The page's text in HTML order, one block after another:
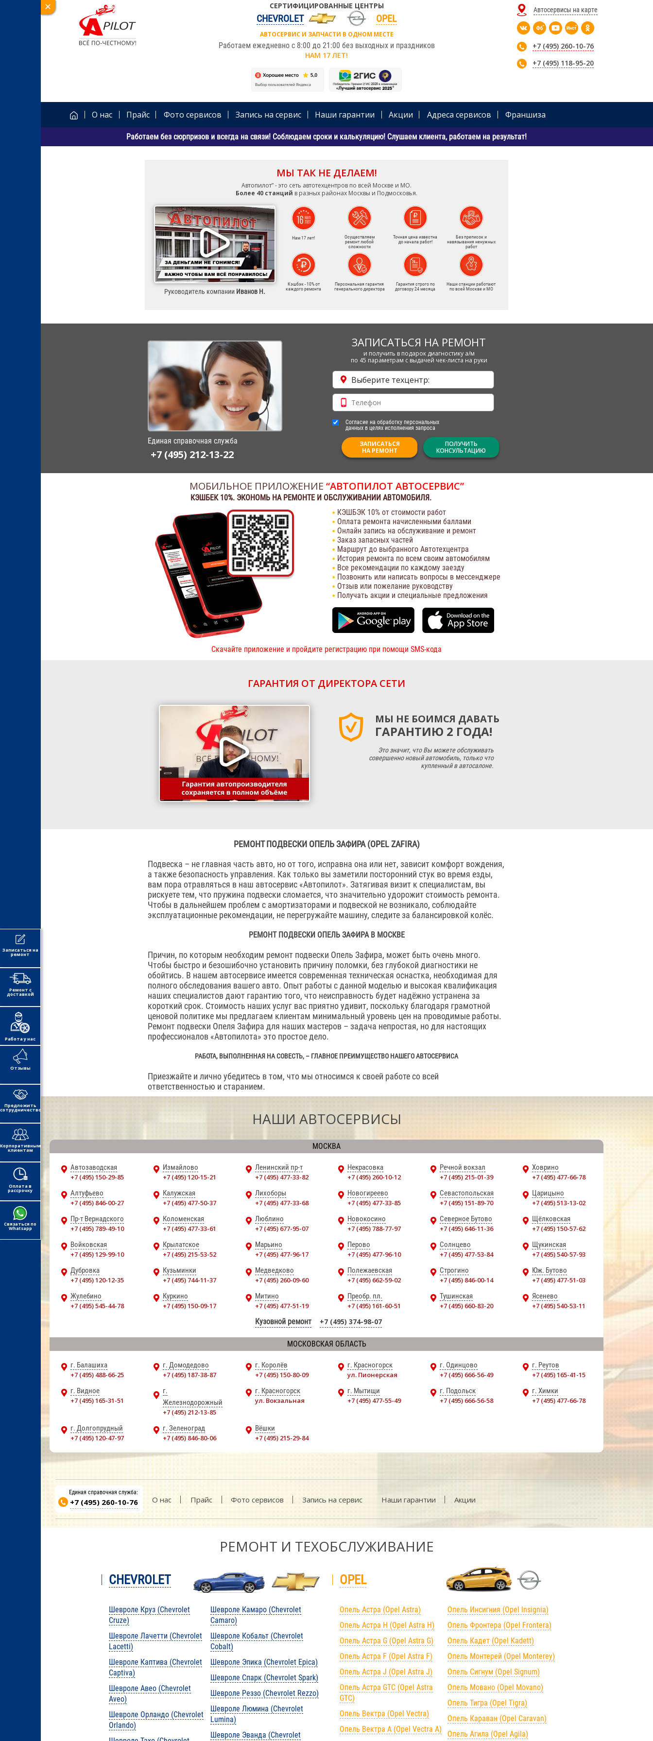
СЕРТИФИЦИРОВАННЫЕ ЦЕНТРЫ
CHEVROLET OPEL
АВТОСЕРВИС И ЗАПЧАСТИ В ОДНОМ МЕСТЕ
Работаем ежедневно с 8:00 до 21:00 без выходных и праздников
НАМ 17 ЛЕТ!
Автосервисы на карте
+7 (495) 260-10-76
+7 (495) 118-95-20
О нас Прайс Фото сервисов Запись на сервис Наши гарантии Акции Адреса сервисов Франшиза
Работаем без сюрпризов и всегда на связи! Соблюдаем сроки и калькуляцию! Слушаем клиента, работаем на результат!
МЫ ТАК НЕ ДЕЛАЕМ!
Автопилот” - это сеть автотехцентров по всей Москве и МО.
Более 40 станций в разных районах Москвы и Подмосковья.
Руководитель компании Иванов Н.
Нам 17 лет!
Осуществляем
ремонт любой
сложности
Точная цена известна
до начала работ!
Без преписок и
навязывания ненужных
работ
Кэшбэк - 10% от
каждого ремонта
Персональная гарантия
генерального директора
Гарантия строго по
договору 24 месяца
Наши станции работают
по всей Москве и МО
Единая справочная служба
+7 (495) 212-13-22
ЗАПИСАТЬСЯ НА РЕМОНТ
и получить в подарок диагностику а/м
по 45 параметрам с выдачей чек-листа на руки
Выберите техцентр:
Согласие на обработку персональных
данных в целях исполнения запроса
ЗАПИСАТЬСЯ
НА РЕМОНТ
ПОЛУЧИТЬ
КОНСУЛЬТАЦИЮ
МОБИЛЬНОЕ ПРИЛОЖЕНИЕ “АВТОПИЛОТ АВТОСЕРВИС”
КЭШБЕК 10%. ЭКОНОМЬ НА РЕМОНТЕ И ОБСЛУЖИВАНИИ АВТОМОБИЛЯ.
КЭШБЭК 10% от стоимости работ
Оплата ремонта начисленными баллами
Онлайн запись на обслуживание и ремонт
Заказ запасных частей
Маршрут до выбранного Автотехцентра
История ремонта по всем своим автомобилям
Все рекомендации по каждому заезду
Позвонить или написать вопросы в мессенджере
Отзыв или пожелание руководству
Получать акции и специальные предложения
Скачайте приложение и пройдите регистрацию при помощи SMS-кода
ГАРАНТИЯ ОТ ДИРЕКТОРА СЕТИ
МЫ НЕ БОИМСЯ ДАВАТЬ
ГАРАНТИЮ 2 ГОДА!
Это значит, что Вы можете обслуживать
совершенно новый автомобиль, только что
купленный в автосалоне.
РЕМОНТ ПОДВЕСКИ ОПЕЛЬ ЗАФИРА (OPEL ZAFIRA)
Подвеска – не главная часть авто, но от того, исправна она или нет, зависит комфорт вождения,
а также безопасность управления. Как только вы заметили посторонний стук во время езды,
вам пора отравляться в наш автосервис «Автопилот». Затягивая визит к специалистам, вы
рискуете тем, что пружина подвески сломается, что значительно удорожит стоимость ремонта.
Чтобы в дальнейшем проблем с амортизаторами и подвеской не возникало, соблюдайте
эксплуатационные рекомендации, не перегружайте машину, следите за балансировкой колёс.
РЕМОНТ ПОДВЕСКИ ОПЕЛЬ ЗАФИРА В МОСКВЕ
Причин, по которым необходим ремонт подвески Опель Зафира, может быть очень много.
Чтобы быстро и безошибочно установить причину поломки, без глубокой диагностики не
обойтись. В нашем автосервисе имеется современная техническая оснастка, необходимая для
полного обследования вашего авто. Опыт работы с данной моделью и высокая квалификация
наших специалистов дают гарантию того, что неисправность будет надёжно устранена за
короткий срок. Стоимость наших услуг вас приятно удивит, поскольку благодаря грамотной
ценовой политике мы предлагаем клиентам минимальный уровень цен на проводимые работы.
Ремонт подвески Опеля Зафира для наших мастеров – задача непростая, но для настоящих
профессионалов «Автопилота» это простое дело.
РАБОТА, ВЫПОЛНЕННАЯ НА СОВЕСТЬ, – ГЛАВНОЕ ПРЕИМУЩЕСТВО НАШЕГО АВТОСЕРВИСА
Приезжайте и лично убедитесь в том, что мы относимся к своей работе со всей
ответственностью и старанием.
НАШИ АВТОСЕРВИСЫ
МОСКВА
Автозаводская
+7 (495) 150-29-85
Измайлово
+7 (495) 120-15-21
Ленинский пр-т
+7 (495) 477-33-82
Некрасовка
+7 (495) 260-10-12
Речной вокзал
+7 (495) 215-01-39
Ховрино
+7 (495) 477-66-78
Алтуфьево
+7 (495) 846-00-27
Калужская
+7 (495) 477-50-37
Лихоборы
+7 (495) 477-33-68
Новогиреево
+7 (495) 477-33-85
Севастопольская
+7 (495) 151-89-70
Царицыно
+7 (495) 513-13-02
Пр-т Вернадского
+7 (495) 789-49-10
Коломенская
+7 (495) 477-33-61
Люблино
+7 (495) 677-95-07
Новокосино
+7 (495) 788-77-97
Северное Бутово
+7 (495) 646-11-36
Щёлковская
+7 (495) 150-57-62
Войковская
+7 (495) 129-99-10
Крылатское
+7 (495) 215-53-52
Марьино
+7 (495) 477-96-17
Перово
+7 (495) 477-96-10
Солнцево
+7 (495) 477-53-84
Щукинская
+7 (495) 540-57-93
Дубровка
+7 (495) 120-12-35
Кузьминки
+7 (495) 744-11-37
Медведково
+7 (495) 260-09-60
Полежаевская
+7 (495) 662-59-02
Строгино
+7 (495) 846-00-14
Юж. Бутово
+7 (495) 477-51-03
Жулебино
+7 (495) 545-44-78
Куркино
+7 (495) 150-09-17
Митино
+7 (495) 477-51-19
Преобр. пл.
+7 (495) 161-60-51
Тушинская
+7 (495) 660-83-20
Ясенево
+7 (495) 540-53-11
Кузовной ремонт +7 (495) 374-98-07
МОСКОВСКАЯ ОБЛАСТЬ
г. Балашиха
+7 (495) 488-66-25
г. Домодедово
+7 (495) 187-38-87
г. Королёв
+7 (495) 150-80-09
г. Красногорск
ул. Пионерская
г. Одинцово
+7 (495) 666-56-49
г. Реутов
+7 (495) 165-41-15
г. Видное
+7 (495) 165-31-51
г.
Железнодорожный
+7 (495) 212-13-85
г. Красногорск
ул. Вокзальная
г. Мытищи
+7 (495) 477-55-49
г. Подольск
+7 (495) 666-56-58
г. Химки
+7 (495) 477-66-78
г. Долгопрудный
+7 (495) 120-47-97
г. Зеленоград
+7 (495) 846-80-06
Вёшки
+7 (495) 215-29-84
Единая справочная служба:
+7 (495) 260-10-76 О нас Прайс Фото сервисов Запись на сервис Наши гарантии Акции
РЕМОНТ И ТЕХОБСЛУЖИВАНИЕ
CHEVROLET OPEL
Шевроле Круз (Chevrolet
Cruze)
Шевроле Лачетти (Chevrolet
Lacetti)
Шевроле Каптива (Chevrolet
Captiva)
Шевроле Авео (Chevrolet
Aveo)
Шевроле Орландо (Chevrolet
Orlando)
Шевроле Камаро (Chevrolet
Camaro)
Шевроле Кобальт (Chevrolet
Cobalt)
Шевроле Эпика (Chevrolet Epica)
Шевроле Спарк (Chevrolet Spark)
Шевроле Реззо (Chevrolet Rezzo)
Шевроле Люмина (Chevrolet
Lumina)
Шевроле Эванда (Chevrolet
Опель Астра (Opel Astra)
Опель Астра H (Opel Astra H)
Опель Астра G (Opel Astra G)
Опель Астра F (Opel Astra F)
Опель Астра J (Opel Astra J)
Опель Астра GTC (Opel Astra
GTC)
Опель Вектра (Opel Vectra)
Опель Вектра А (Opel Vectra А)
Опель Инсигния (Opel Insignia)
Опель Фронтера (Opel Frontera)
Опель Кадет (Opel Kadett)
Опель Монтерей (Opel Monterey)
Опель Сигнум (Opel Signum)
Опель Мовано (Opel Movano)
Опель Тигра (Opel Tigra)
Опель Караван (Opel Caravan)
Опель Агила (Opel Agila)
Записаться на
ремонт
Ремонт с
доставкой
Работа у нас
Отзывы
Предложить
сотрудничество
Корпоративным
клиентам
Оплата в
рассрочку
Связаться по
Whatsapp